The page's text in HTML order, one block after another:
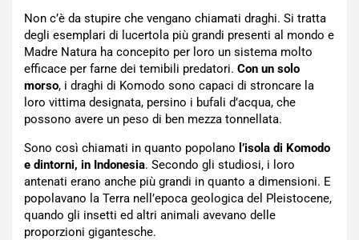
Non c’è da stupire che vengano chiamati draghi. Si tratta
degli esemplari di lucertola più grandi presenti al mondo e
Madre Natura ha concepito per loro un sistema molto
efficace per farne dei temibili predatori. Con un solo
morso, i draghi di Komodo sono capaci di stroncare la
loro vittima designata, persino i bufali d’acqua, che
possono avere un peso di ben mezza tonnellata.
Sono così chiamati in quanto popolano l’isola di Komodo
e dintorni, in Indonesia. Secondo gli studiosi, i loro
antenati erano anche più grandi in quanto a dimensioni. E
popolavano la Terra nell’epoca geologica del Pleistocene,
quando gli insetti ed altri animali avevano delle
proporzioni gigantesche.